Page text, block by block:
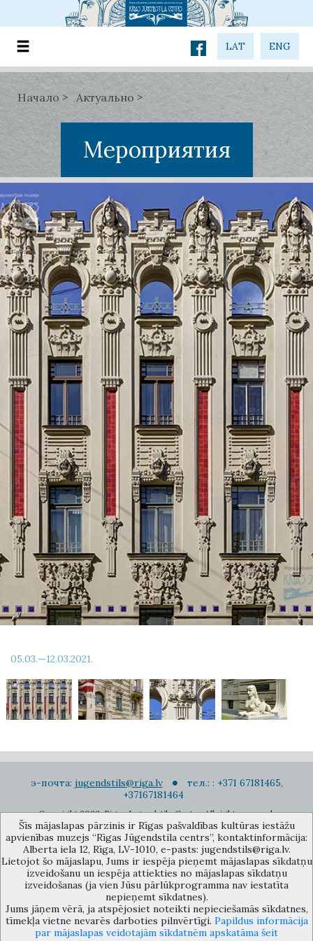
LAT ENG
Начало Актуально
Мероприятия
05.03.—12.03.2021.
э-почта: jugendstils@riga.lv
тел.: : +371 67181465,
+37167181464
Copyright 2022. Rigas Jugendstila Centrs. All right reserved.
Подписаться на новости
Музей объединения культурных учереждений Рижского
самоуправления «Рижский центр югендстиля», улица Альберта 12,
Рига, LV 1010, Латвия (дверной код: 12), jugendstils@riga.lv
Šīs mājaslapas pārzinis ir Rīgas pašvaldības kultūras iestāžu
apvienības muzejs “Rīgas Jūgendstila centrs”, kontaktinformācija:
Alberta iela 12, Rīga, LV-1010, e-pasts: jugendstils@riga.lv.
Lietojot šo mājaslapu, Jums ir iespēja pieņemt mājaslapas sīkdatņu
izveidošanu un iespēja attiekties no mājaslapas sīkdatņu
izveidošanas (ja vien Jūsu pārlūkprogramma nav iestatīta
nepieņemt sīkdatnes).
Jums jāņem vērā, ja atspējosiet noteikti nepieciešamās sīkdatnes,
tīmekļa vietne nevarēs darboties pilnvērtīgi. Papildus informācija
par mājaslapas veidotajām sīkdatnēm apskatāma šeit